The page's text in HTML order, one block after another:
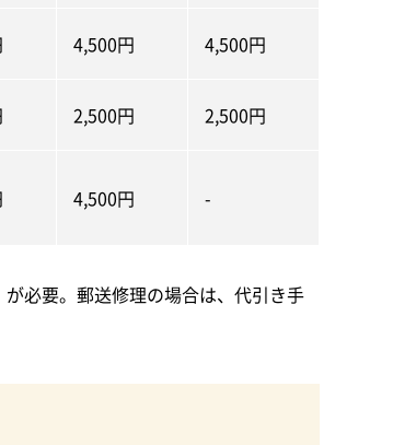
4,500円 4,500円
2,500円 2,500円
4,500円 -
必要。郵送修理の場合は、代引き手